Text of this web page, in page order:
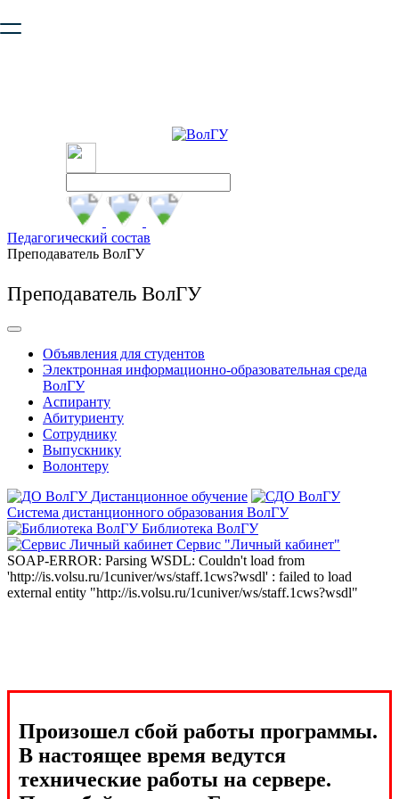
безопасную работу с сайтом. Пожалуйста
Педагогический состав
Преподаватель ВолГУ
Преподаватель ВолГУ
Объявления для студентов
Электронная информационно-образовательная среда
ВолГУ
Аспиранту
Абитуриенту
Сотруднику
Выпускнику
Волонтеру
Дистанционное обучение
Система дистанционного образования ВолГУ
Библиотека ВолГУ
Сервис "Личный кабинет"
SOAP-ERROR: Parsing WSDL: Couldn't load from
'http://is.volsu.ru/1cuniver/ws/staff.1cws?wsdl' : failed to load
external entity "http://is.volsu.ru/1cuniver/ws/staff.1cws?wsdl"
Произошел сбой работы программы.
В настоящее время ведутся
технические работы на сервере.